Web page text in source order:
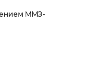
ММЗ-